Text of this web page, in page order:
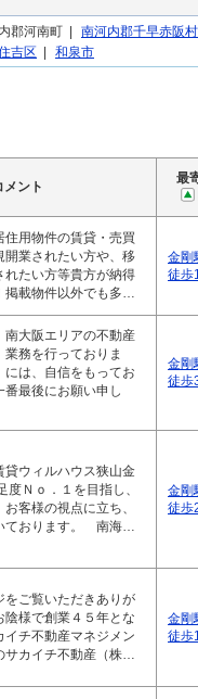
郡河南町 | 南河内郡千早赤阪村
吉区 | 和泉市
ント
最
用物件の賃貸・売買
開業されたい方や、移
れたい方等貴方が納得
掲載物件以外でも多…
金剛
徒歩
南大阪エリアの不動産
務を行っておりま
は、自信をもってお
番最後にお願い申し
金剛
徒歩
貸ウィルハウス狭山金
Ｎｏ．１を目指し、
客様の視点に立ち、
ております。 南海…
金剛
徒歩
をご覧いただきありが
陰様で創業４５年とな
イチ不動産マネジメン
サカイチ不動産（株…
金剛
徒歩